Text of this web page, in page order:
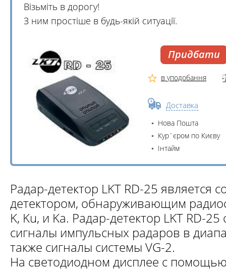
Візьміть в дорогу!
З ним простіше в будь-якій ситуації.
Придбати
в уподобання
Доставка
Нова Пошта
Кур`єром по Києву
Інтайм
Радар-детектор LKT RD-25 является
детектором, обнаруживающим
K, Ku, и Ka. Радар-детектор LKT RD-
сигналы импульсных радаров в
также сигналы системы VG-2.
На светодиодном дисплее с